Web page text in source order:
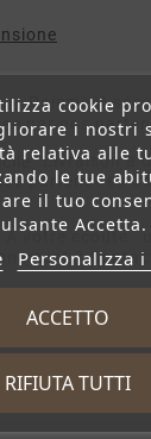
Paiement
par nos
Livraison à
partenaires
A votre écoute :
?
del
cookie
i nostri
relativa alle
le tue
il tuo
Accetta.
Personalizza
RIFIUTA TUTTI
ACCETTO